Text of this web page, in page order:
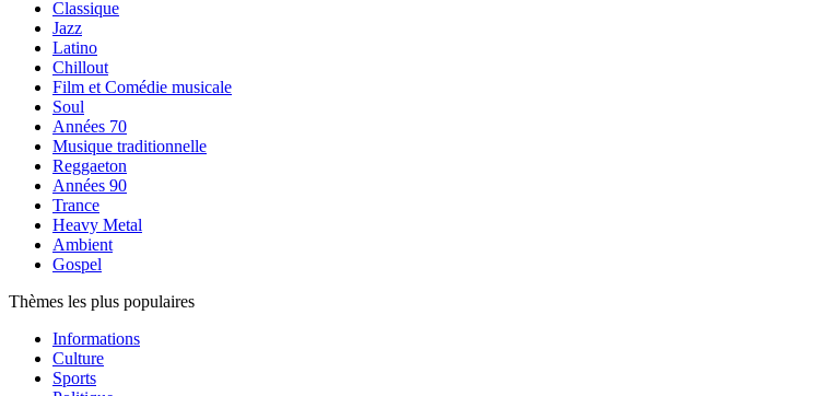
Classique
Jazz
Latino
Chillout
Film et Comédie musicale
Soul
Années 70
Musique traditionnelle
Reggaeton
Années 90
Trance
Heavy Metal
Ambient
Gospel
Thèmes les plus populaires
Informations
Culture
Sports